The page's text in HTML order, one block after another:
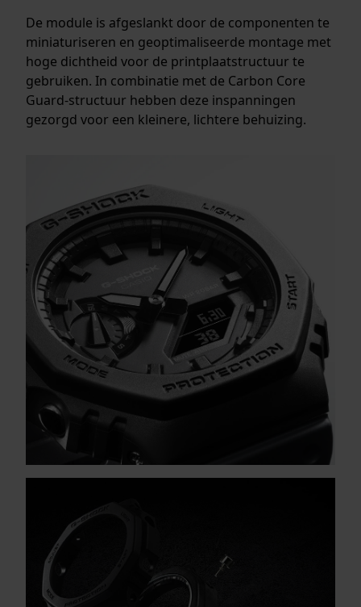
De module is afgeslankt door de componenten te
miniaturiseren en geoptimaliseerde montage met
hoge dichtheid voor de printplaatstructuur te
gebruiken. In combinatie met de Carbon Core
Guard-structuur hebben deze inspanningen
gezorgd voor een kleinere, lichtere behuizing.